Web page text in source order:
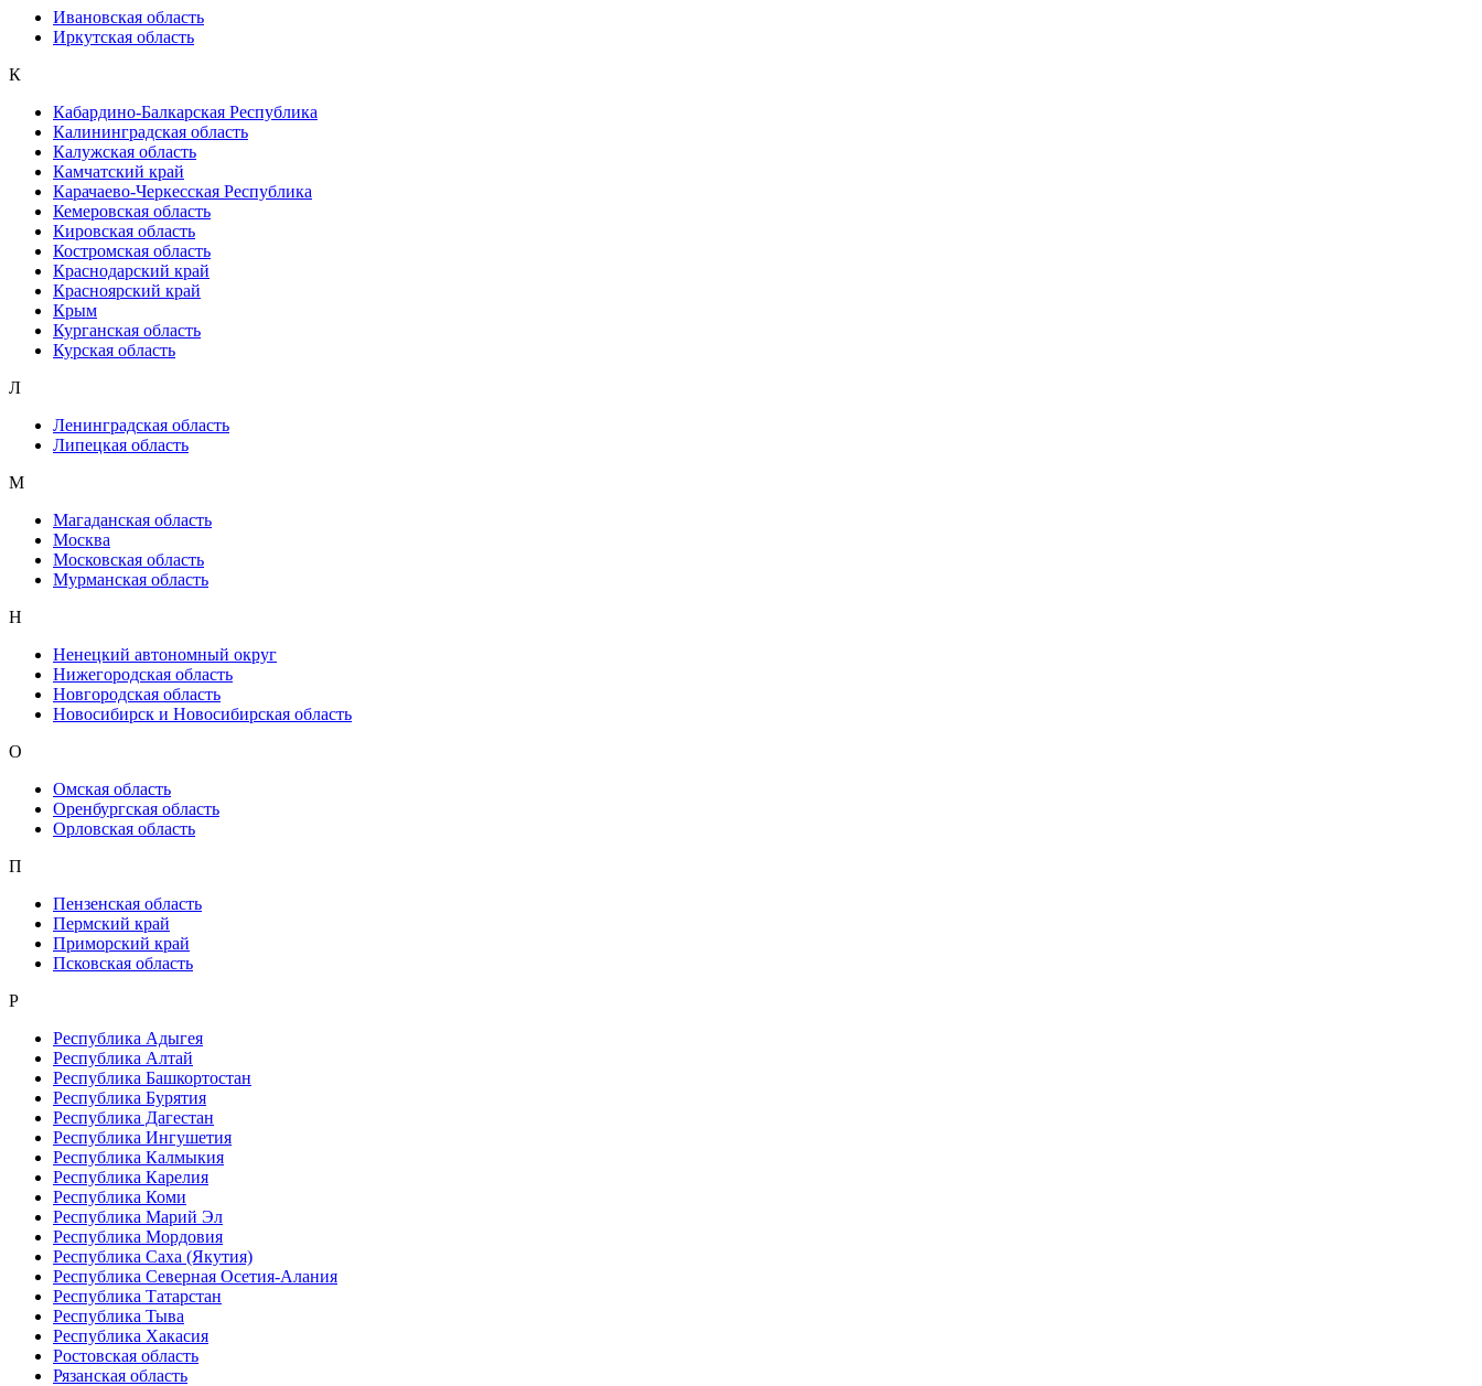
Ивановская область
Иркутская область
К
Кабардино-Балкарская Республика
Калининградская область
Калужская область
Камчатский край
Карачаево-Черкесская Республика
Кемеровская область
Кировская область
Костромская область
Краснодарский край
Красноярский край
Крым
Курганская область
Курская область
Л
Ленинградская область
Липецкая область
М
Магаданская область
Москва
Московская область
Мурманская область
Н
Ненецкий автономный округ
Нижегородская область
Новгородская область
Новосибирск и Новосибирская область
О
Омская область
Оренбургская область
Орловская область
П
Пензенская область
Пермский край
Приморский край
Псковская область
Р
Республика Адыгея
Республика Алтай
Республика Башкортостан
Республика Бурятия
Республика Дагестан
Республика Ингушетия
Республика Калмыкия
Республика Карелия
Республика Коми
Республика Марий Эл
Республика Мордовия
Республика Саха (Якутия)
Республика Северная Осетия-Алания
Республика Татарстан
Республика Тыва
Республика Хакасия
Ростовская область
Рязанская область